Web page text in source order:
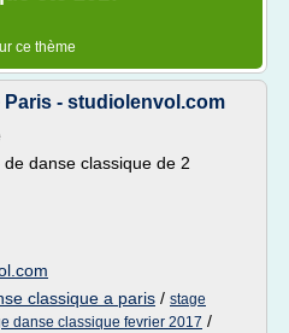
ce thème
- studiolenvol.com
danse classique de 2
classique a paris / stage
danse classique fevrier 2017 /